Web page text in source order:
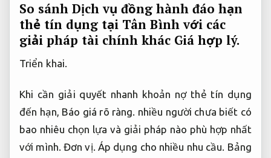
So sánh Dịch vụ đồng hành đáo hạn
thẻ tín dụng tại Tân Bình với các
giải pháp tài chính khác Giá hợp lý.
Triển khai.
Khi cần giải quyết nhanh khoản nợ thẻ tín dụng
đến hạn, Báo giá rõ ràng. nhiều người chưa biết có
bao nhiêu chọn lựa và giải pháp nào phù hợp nhất
với mình.Đơn vị. Áp dụng cho nhiều nhu cầu. Bảng